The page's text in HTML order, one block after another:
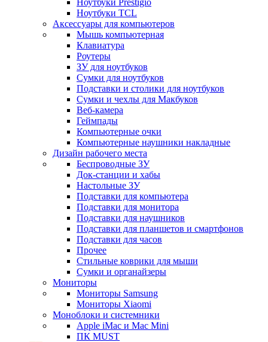
Ноутбуки Prestigio
Ноутбуки TCL
Аксессуары для компьютеров
Мышь компьютерная
Клавиатура
Роутеры
ЗУ для ноутбуков
Сумки для ноутбуков
Подставки и столики для ноутбуков
Сумки и чехлы для Макбуков
Веб-камера
Геймпады
Компьютерные очки
Компьютерные наушники накладные
Дизайн рабочего места
Беспроводные ЗУ
Док-станции и хабы
Настольные ЗУ
Подставки для компьютера
Подставки для монитора
Подставки для наушников
Подставки для планшетов и смартфонов
Подставки для часов
Прочее
Стильные коврики для мыши
Сумки и органайзеры
Мониторы
Мониторы Samsung
Мониторы Xiaomi
Моноблоки и системники
Apple iMac и Mac Mini
ПК MUST